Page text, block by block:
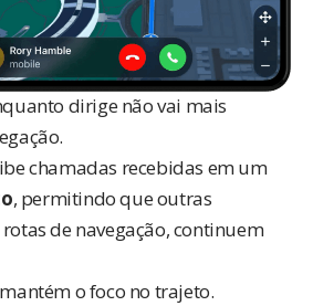
dirige não vai mais
chamadas recebidas em um
, permitindo que outras
de navegação, continuem
o foco no trajeto.